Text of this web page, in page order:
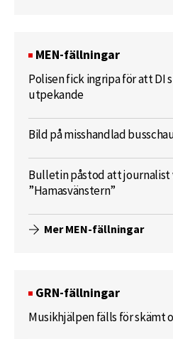
MEN-fällningar
Polisen fick ingripa för att
utpekande
Bild på misshandlad
Bulletin påstod att journalist
”Hamasvänstern”
Mer MEN-fällningar
GRN-fällningar
Musikhjälpen fälls för skämt